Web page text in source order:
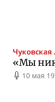
Чуковская
«Мы
10 мая